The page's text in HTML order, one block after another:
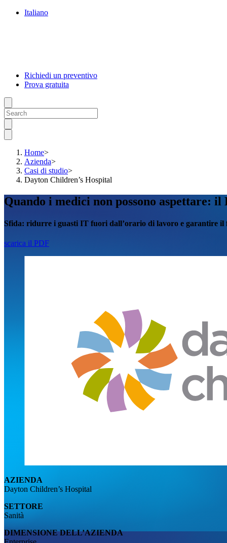
Italiano
Richiedi un preventivo
Prova gratuita
Home>
Azienda>
Casi di studio>
Dayton Children’s Hospital
Quando i medici non possono aspettare:
Sfida: ridurre i guasti IT fuori dall’orario di lavoro e garantire il
scarica il PDF
AZIENDA
Dayton Children’s Hospital
SETTORE
Sanità
DIMENSIONE DELL’AZIENDA